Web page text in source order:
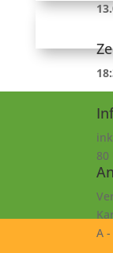
80
A